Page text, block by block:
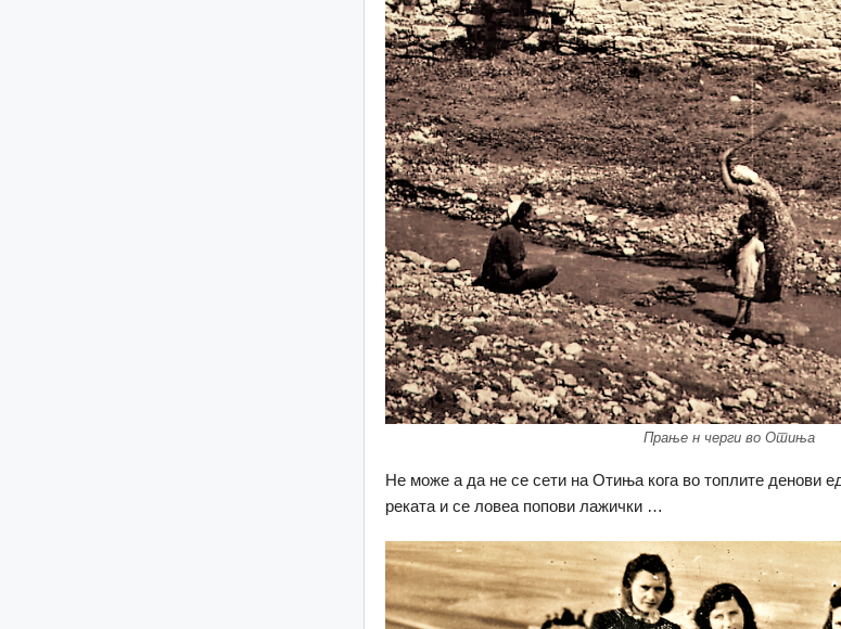
Прање н черги во Отиња
Не може а да не се сети на Отиња кога во топлите денови
реката и се ловеа попови лажички …